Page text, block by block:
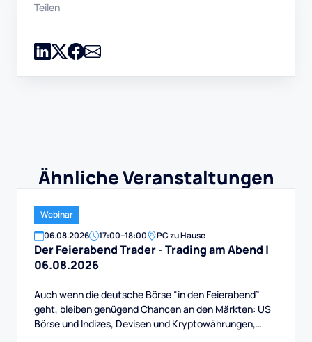
Teilen
Ähnliche Veranstaltungen
Webinar
06.08.2026 17:00–18:00 PC zu Hause
Der Feierabend Trader - Trading am Abend |
06.08.2026
Auch wenn die deutsche Börse “in den Feierabend”
geht, bleiben genügend Chancen an den Märkten: US
Börse und Indizes, Devisen und Kryptowährungen,